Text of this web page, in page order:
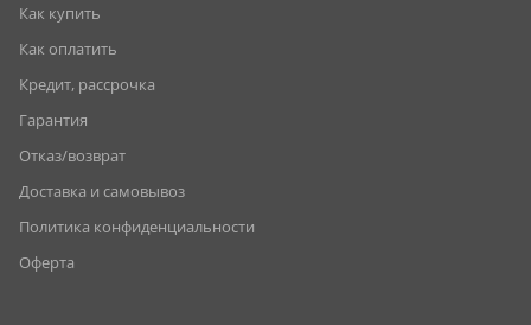
Как купить
Как оплатить
Кредит, рассрочка
Гарантия
Отказ/возврат
Доставка и самовывоз
Политика конфиденциальности
Оферта